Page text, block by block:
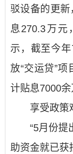
驳设备的更
息270.3万元
示，截至今
放“交运贷”
计贴息7000余
享受政策
“5月份提
助资金就已获